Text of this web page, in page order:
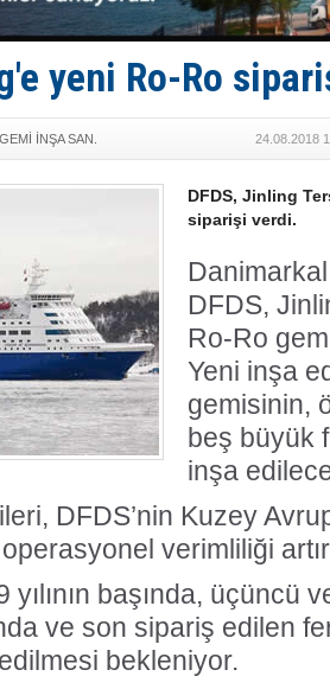
Tekne, su
Dışişleri
yeni Ro-Ro
GEMİ İNŞA SAN. 24.08.2018
DFDS, Jinling
siparişi verdi.
DFDS,
Ro-Ro
Yeni inşa
gemisinin,
beş büyük
inşa
DFDS’nin Kuzey
verimliliği
yılının başında, üçüncü
ve son sipariş edilen
bekleniyor.